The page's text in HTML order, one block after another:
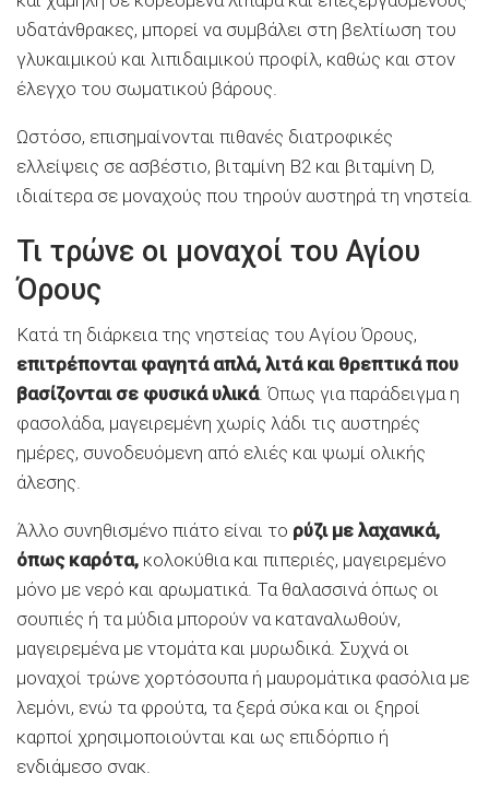
υδατάνθρακες, μπορεί να συμβάλει στη βελτίωση του
γλυκαιμικού και λιπιδαιμικού προφίλ, καθώς και στον
έλεγχο του σωματικού βάρους.
Ωστόσο, επισημαίνονται πιθανές διατροφικές
ελλείψεις σε ασβέστιο, βιταμίνη Β2 και βιταμίνη D,
ιδιαίτερα σε μοναχούς που τηρούν αυστηρά τη νηστεία.
Τι τρώνε οι μοναχοί του Αγίου
Όρους
Κατά τη διάρκεια της νηστείας του Αγίου Όρους,
επιτρέπονται φαγητά απλά, λιτά και θρεπτικά που
βασίζονται σε φυσικά υλικά. Όπως για παράδειγμα η
φασολάδα, μαγειρεμένη χωρίς λάδι τις αυστηρές
ημέρες, συνοδευόμενη από ελιές και ψωμί ολικής
άλεσης.
Άλλο συνηθισμένο πιάτο είναι το ρύζι με λαχανικά,
όπως καρότα, κολοκύθια και πιπεριές, μαγειρεμένο
μόνο με νερό και αρωματικά. Τα θαλασσινά όπως οι
σουπιές ή τα μύδια μπορούν να καταναλωθούν,
μαγειρεμένα με ντομάτα και μυρωδικά. Συχνά οι
μοναχοί τρώνε χορτόσουπα ή μαυρομάτικα φασόλια με
λεμόνι, ενώ τα φρούτα, τα ξερά σύκα και οι ξηροί
καρποί χρησιμοποιούνται και ως επιδόρπιο ή
ενδιάμεσο σνακ.